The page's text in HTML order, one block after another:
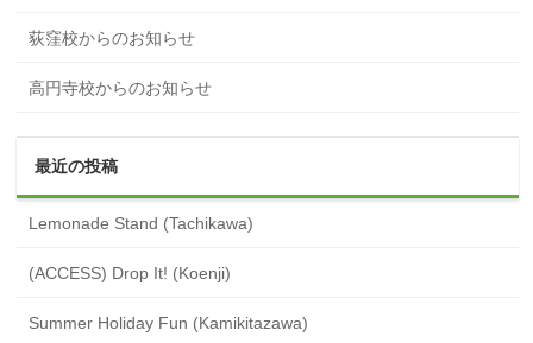
荻窪校からのお知らせ
高円寺校からのお知らせ
最近の投稿
Lemonade Stand (Tachikawa)
(ACCESS) Drop It! (Koenji)
Summer Holiday Fun (Kamikitazawa)